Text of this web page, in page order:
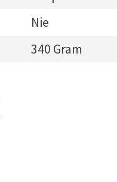
Nie
340 Gram